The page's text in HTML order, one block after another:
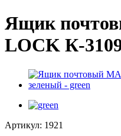
Ящик
LOCK К-
Артикул: 1921